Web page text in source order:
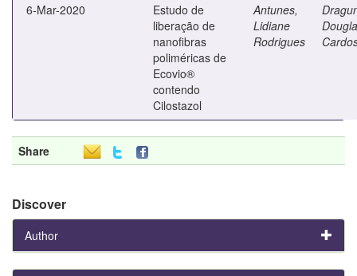
6-Mar-2020
Estudo de
liberação de
nanofibras
poliméricas de
Ecovio®
contendo
Cilostazol
Antunes,
Lidiane
Rodrigues
Share
Discover
Author